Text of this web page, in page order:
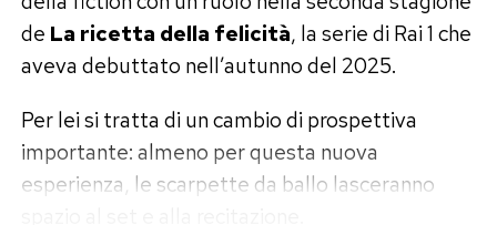
de La ricetta della felicità, la serie di Rai 1 che
aveva debuttato nell’autunno del 2025.
Per lei si tratta di un cambio di prospettiva
importante: almeno per questa nuova
esperienza, le scarpette da ballo lasceranno